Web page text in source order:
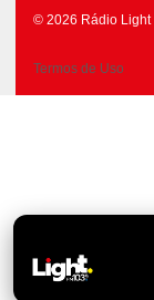
© 2026 Rádio Light
Termos de Uso